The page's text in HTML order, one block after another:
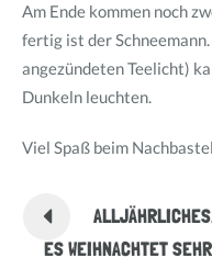
Am Ende kommen noch
fertig ist der
angezündeten Teelicht)
Dunkeln leuchten.
Viel Spaß beim
ES WEIHNACHTET